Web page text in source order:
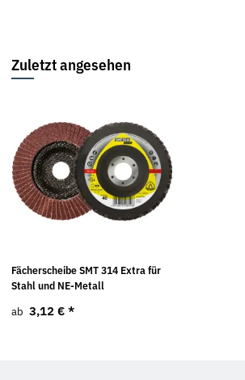
Zuletzt angesehen
Fächerscheibe SMT 314 Extra für
Stahl und NE-Metall
ab 3,12 € *